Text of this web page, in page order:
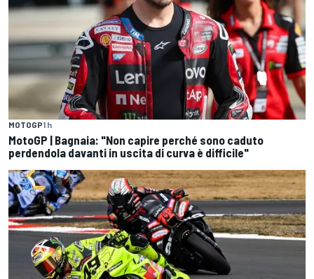
MOTOGP1 h
MotoGP | Bagnaia: "Non capire perché sono caduto
perdendola davanti in uscita di curva è difficile"